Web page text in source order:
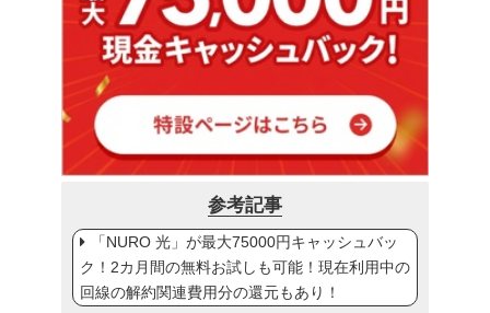
参考記事
「NURO 光」が最大75000円キャッシュバッ
ク！2カ月間の無料お試しも可能！現在利用中の
回線の解約関連費用分の還元もあり！